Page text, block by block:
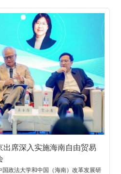
出席深入实施海南自由贸易
国政法大学和中国（海南）改革发展研